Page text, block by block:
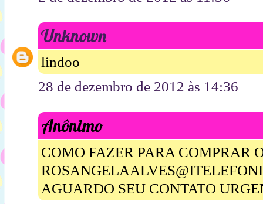
Unknown
lindoo
28 de dezembro de 2012 às 14:36
Anônimo
COMO FAZER PARA COMPRAR
AGUARDO SEU CONTATO